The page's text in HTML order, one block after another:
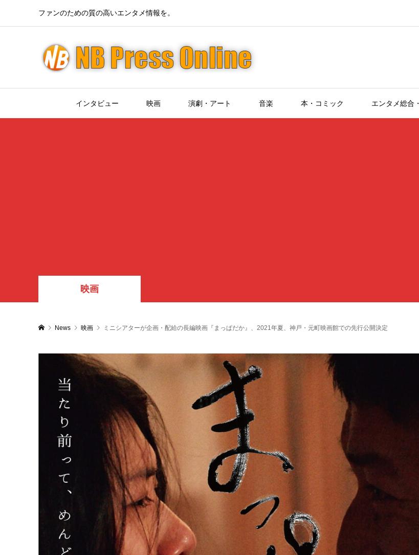
ファンのための質の高いエンタメ情報を。
インタビュー 映画 演劇・アート 音楽 本・コミック エンタメ総合
映画
News 映画 ミニシアターが企画・配給の長編映画『まっぱだか』、2021年夏、神戸・元町映画館での先行公開決定